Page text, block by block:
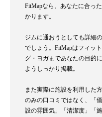
FitMapなら、あなたに合っ
かります。
ジムに通おうとしても詳細
でしょう。FitMapはフィッ
グ・ヨガまであなたの目的
ようしっかり掲載。
また実際に施設を利用した
のみの口コミではなく、「
設の雰囲気」「清潔度」「